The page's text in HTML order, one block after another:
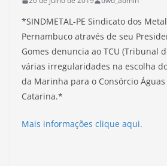
*SINDMETAL-PE Sindicato dos
Pernambuco através de seu
Gomes denuncia ao TCU (Tribunal
várias irregularidades na escolha
da Marinha para o Consórcio Águas
Catarina.*
Mais informações clique aqui.